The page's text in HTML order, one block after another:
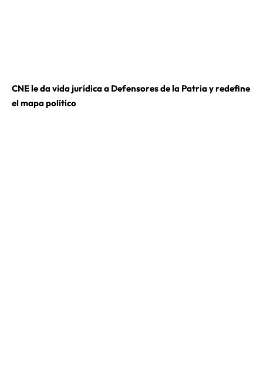
CNE le da vida jurídica a Defensores de la Patria y redefine
el mapa político